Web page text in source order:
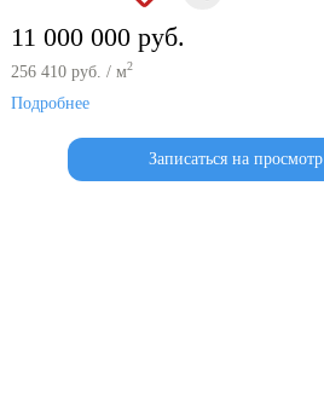
11 000 000 руб.
256 410 руб. / м2
Подробнее
Записаться на просмотр